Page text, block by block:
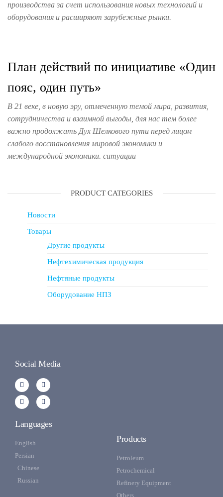
производства за счет использования новых технологий и
оборудования и расширяют зарубежные рынки.
План действий по инициативе «Один
пояс, один путь»
В 21 веке, в новую эру, отмеченную темой мира, развития,
сотрудничества и взаимной выгоды, для нас тем более
важно продолжать Дух Шелкового пути перед лицом
слабого восстановления мировой экономики и
международной экономики. ситуации
PRODUCT CATEGORIES
Новости
Товары
Другие продукты
Нефтехимическая продукция
Нефтяные продукты
Оборудование НПЗ
Social Media
Languages
English
Persian
Chinese
Russian
Products
Petroleum
Petrochemical
Refinery Equipment
Others